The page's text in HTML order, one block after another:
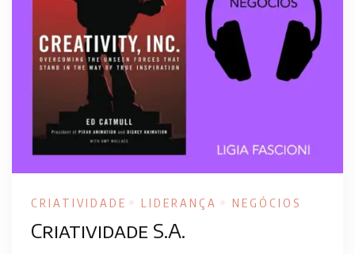
CRIATIVIDADE LIDERANÇA NEGÓCIOS
Criatividade S.A.